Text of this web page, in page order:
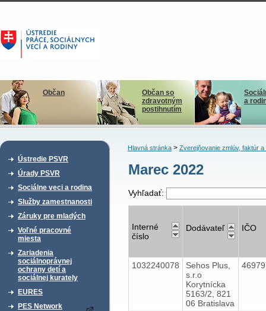
Občan
Občan so
zdravotným
postihnutím
a
Ústredie PSVR
Úrady PSVR
Sociálne veci a rodina
Služby zamestnanosti
Záruky pre mladých
Voľné pracovné
miesta
Zariadenia
sociálnoprávnej
ochrany detí a
sociálnej kurately
EURES
PES Network
Hlavná stránka> Zverejňovanie zmlúv, faktúr a
Marec 2022
Vyhľadať:
Interné
číslo
Dodávateľ IČO
1032240078
Sehos Plus,
s.r.o
Korytnícka
5163/2, 821
06 Bratislava